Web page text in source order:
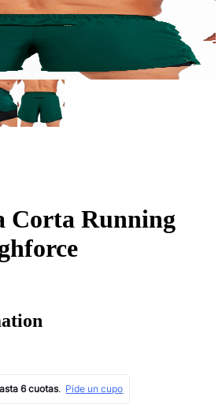
Corta Running